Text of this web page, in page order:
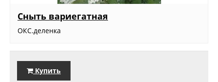
Сныть вариегатная
ОКС.деленка
Купить